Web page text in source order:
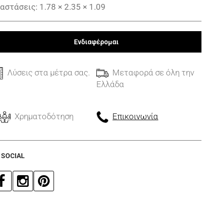
: 1.78 × 2.35 × 1.09
Ενδιαφέρομαι
Λύσεις στα μέτρα σας.
Μεταφορά σε όλη την
Ελλάδα
Χρηματοδότηση Επικοινωνία
SOCIAL